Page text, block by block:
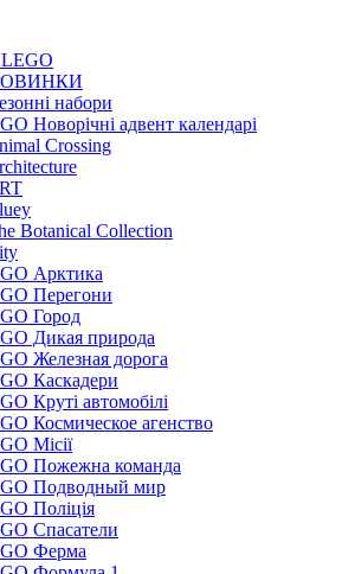
набори
Новорічні адвент календарі
Crossing
Botanical Collection
Арктика
Перегони
Город
Дикая природа
Железная дорога
Каскадери
Круті автомобілі
Космическое агенство
Місії
Пожежна команда
Подводный мир
Поліція
Спасатели
Ферма